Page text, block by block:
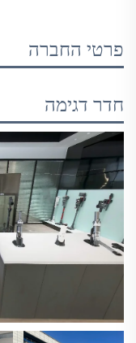
פרטי החברה
חדר דגימה